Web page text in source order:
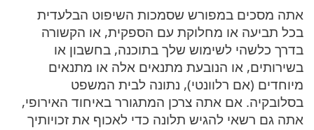
אתה מסכים במפורש שסמכות השיפוט הבלעדית
בכל תביעה או מחלוקת עם הספקית, או הקשורה
בדרך כלשהי לשימוש שלך בתוכנה, בחשבון או
בשירותים, או הנובעת מתנאים אלה או מתנאים
מיוחדים (אם רלוונטי), נתונה לבית המשפט
בסלובקיה. אם אתה צרכן המתגורר באיחוד האירופי,
אתה גם רשאי להגיש תלונה כדי לאכוף את זכויותיך